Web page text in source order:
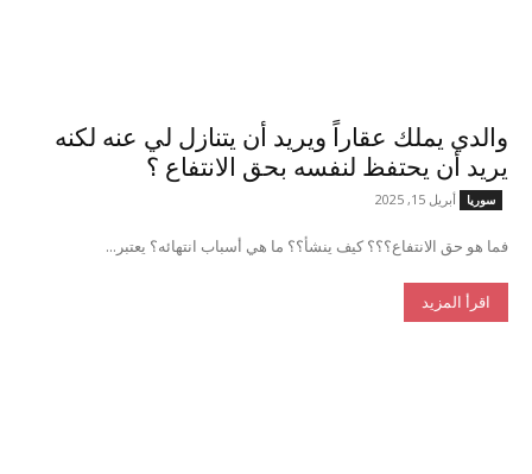
والدي يملك عقاراً ويريد أن يتنازل لي عنه لكنه
يريد أن يحتفظ لنفسه بحق الانتفاع ؟
سوريا أبريل 15, 2025
فما هو حق الانتفاع؟؟؟ كيف ينشأ؟؟ ما هي أسباب انتهائه؟ يعتبر...
اقرأ المزيد